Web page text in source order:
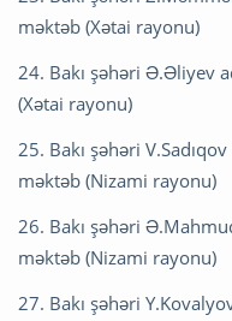
məktəb (Xətai rayonu)
24. Bakı şəhəri Ə.Əliyev
(Xətai rayonu)
25. Bakı şəhəri
məktəb (Nizami rayonu)
26. Bakı şəhəri
məktəb (Nizami rayonu)
27. Bakı şəhəri